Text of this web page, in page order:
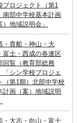
プロジェクト（第1
南部中学校基本計画
）地域説明会」
・貴船・神山・大
富士・西成の各連区
回覧（教育部総務
「シン学校プロジェ
（第1期）北部中学校
計画（案）地域説明
・大志・向山・富士